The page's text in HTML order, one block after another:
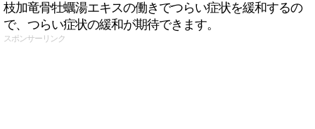
枝加竜骨牡蠣湯エキスの働きでつらい症状を緩和するの
で、つらい症状の緩和が期待できます。
スポンサーリンク